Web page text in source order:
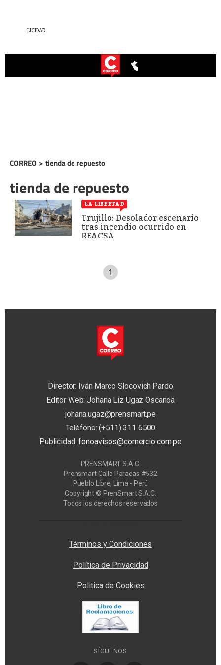
CORREO > tienda de repuesto
tienda de repuesto
LA LIBERTAD
Trujillo: Desolador escenario
tras incendio ocurrido en
REACSA
1
Director: Iván Marco Slocovich Pardo
Editor Web: Johana Liz Ugaz Oscanoa
johana.ugaz@prensmart.pe
Teléfono: (+511) 311 6500
Publicidad:fonoavisos@comercio.com.pe
PRENSMART S.A.C.
Prensmart Calle Paracas #532
Pueblo Libre, Lima - Perú
Copyright © PrenSmart S.A.C.
Todos los derechos reservados
Términos y Condiciones
Política de Privacidad
Politica de Cookies
SÍGUENOS